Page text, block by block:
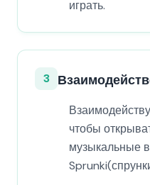
играть.
3
чтобы
музыкальные